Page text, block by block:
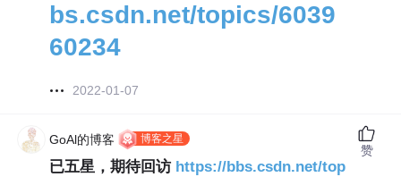
bs.csdn.net/topics/6039
60234
2022-01-07
GoAl的博客 博客之星
已五星，期待回访 https://bbs.csdn.net/top
赞